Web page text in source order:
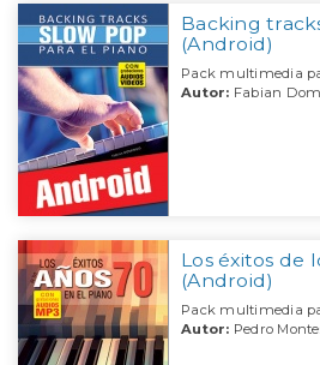
Backing
(Android)
Pack multimedia
Autor: Fabian
Los éxitos de
(Android)
Pack multimedia
Autor: Pedro